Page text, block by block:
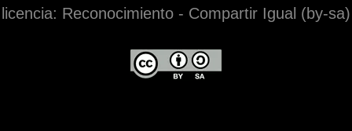
licencia: Reconocimiento - Compartir Igual (by-sa)